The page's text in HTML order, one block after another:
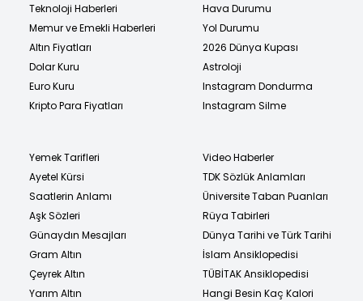
Teknoloji Haberleri
Memur ve Emekli Haberleri
Altın Fiyatları
Dolar Kuru
Euro Kuru
Kripto Para Fiyatları
Hava Durumu
Yol Durumu
2026 Dünya Kupası
Astroloji
Instagram Dondurma
Instagram Silme
Yemek Tarifleri
Ayetel Kürsi
Saatlerin Anlamı
Aşk Sözleri
Günaydın Mesajları
Gram Altın
Çeyrek Altın
Yarım Altın
Video Haberler
TDK Sözlük Anlamları
Üniversite Taban Puanları
Rüya Tabirleri
Dünya Tarihi ve Türk Tarihi
İslam Ansiklopedisi
TÜBİTAK Ansiklopedisi
Hangi Besin Kaç Kalori